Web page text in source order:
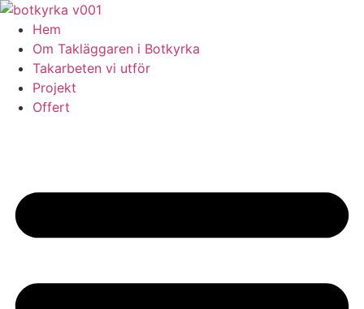
Skip
content
Hem
Om Takläggaren i Botkyrka
Takarbeten vi utför
Projekt
Offert